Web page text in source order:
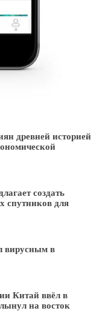
древней историей
создать
спутников для
вирусным в
Китай ввёл в
на восток